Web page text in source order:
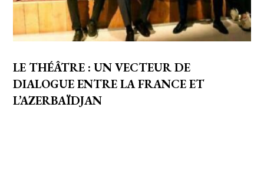
LE THÉÂTRE : UN VECTEUR DE
DIALOGUE ENTRE LA FRANCE ET
L’AZERBAÏDJAN